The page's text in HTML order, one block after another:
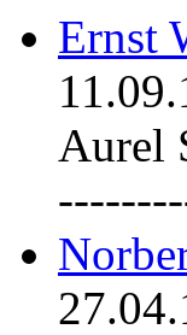
Ernst
Aurel